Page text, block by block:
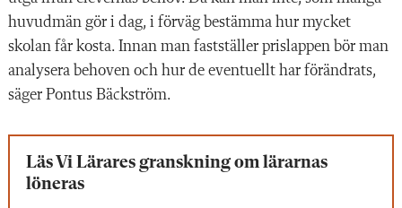
huvudmän gör i dag, i förväg bestämma hur mycket
skolan får kosta. Innan man fastställer prislappen bör man
analysera behoven och hur de eventuellt har förändrats,
säger Pontus Bäckström.
Läs Vi Lärares granskning om lärarnas
löneras